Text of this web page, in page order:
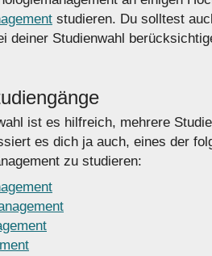
studieren. Du solltest
deiner Studienwahl
ist es hilfreich, mehrere
es dich ja auch, eines der
zu studieren: